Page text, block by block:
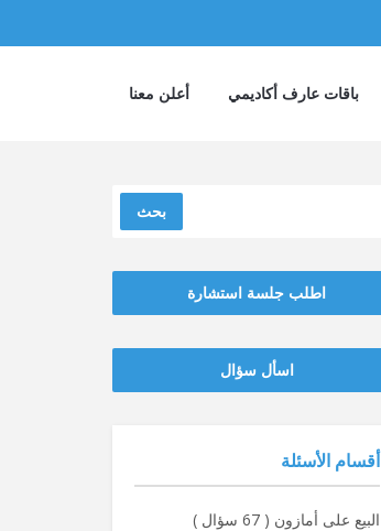
باقات عارف أكاديمي أعلن معنا
بحث
اطلب جلسة استشارة
‫‫اسأل سؤال
أقسام الأسئلة
البيع على أمازون (67 سؤال )